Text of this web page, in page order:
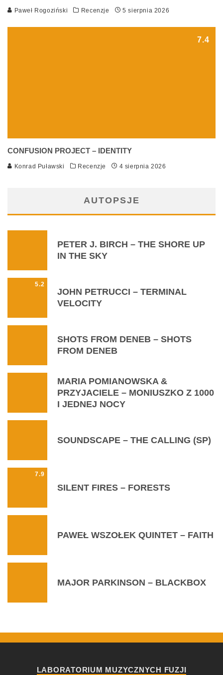
Paweł Rogoziński Recenzje 5 sierpnia 2026
7.4
CONFUSION PROJECT – IDENTITY
Konrad Puławski Recenzje 4 sierpnia 2026
AUTOPSJE
PETER J. BIRCH – THE SHORE UP
IN THE SKY
5.2
JOHN PETRUCCI – TERMINAL
VELOCITY
SHOTS FROM DENEB – SHOTS
FROM DENEB
MARIA POMIANOWSKA &
PRZYJACIELE ‎– MONIUSZKO Z 1000
I JEDNEJ NOCY
SOUNDSCAPE – THE CALLING (SP)
7.9
SILENT FIRES – FORESTS
PAWEŁ WSZOŁEK QUINTET – FAITH
MAJOR PARKINSON – BLACKBOX
LABORATORIUM MUZYCZNYCH FUZJI